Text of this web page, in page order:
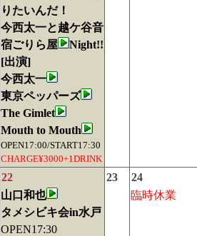
りたいんだ！
今西太一と越ケ谷音
宿ごりら屋
Night!!
[出演]
今西太一
東京ペッパーズ
The Gimlet
Mouth to Mouth
OPEN17:00/START17:30
CHARGE¥3000+1DRINK
22
山口和也
タメシビキ会in水戸
OPEN17:30
23
24
臨時休業